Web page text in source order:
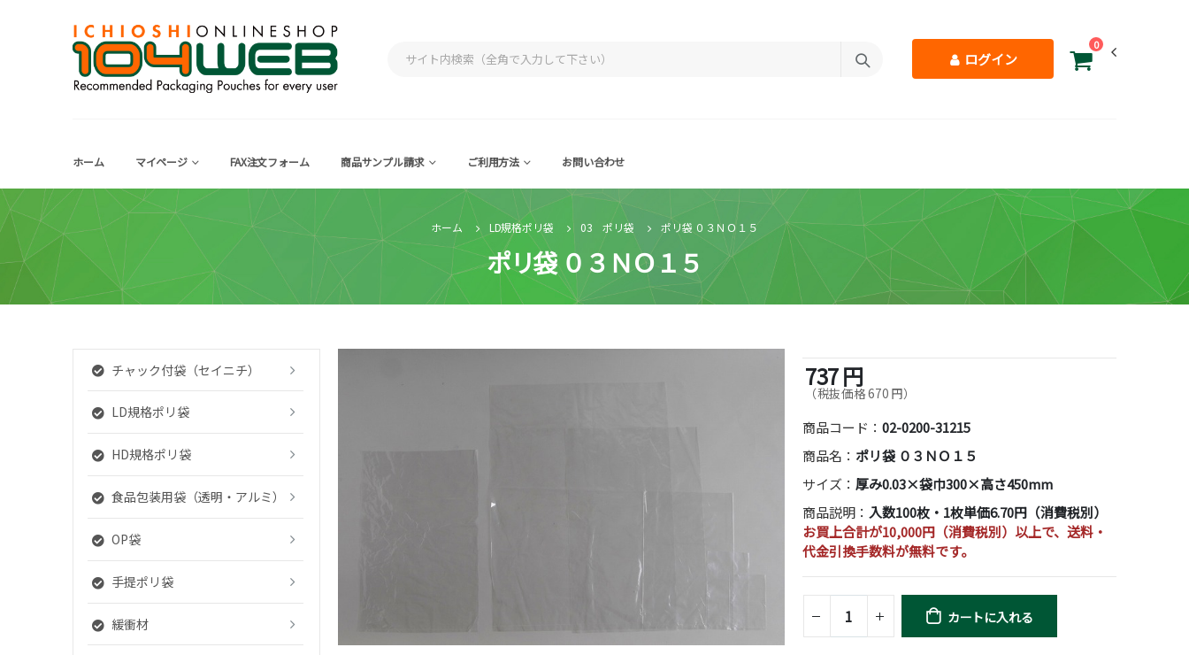
ログイン
0
ホーム マイページ FAX注文フォーム 商品サンプル請求 ご利用方法 お問い合わせ
ホーム LD規格ポリ袋 03 ポリ袋 ポリ袋 ０３ＮＯ１５
ポリ袋 ０３ＮＯ１５
737 円
（税抜価格 670 円）
商品コード：02-0200-31215
商品名： ポリ袋 ０３ＮＯ１５
サイズ： 厚み0.03×袋巾300×高さ450mm
商品説明： 入数100枚・1枚単価6.70円（消費税別）
お買上合計が10,000円（消費税別）以上で、送料・
代金引換手数料が無料です。
カートに入れる
チャック付袋（セイニチ）
LD規格ポリ袋
HD規格ポリ袋
食品包装用袋（透明・アルミ）
OP袋
手提ポリ袋
緩衝材